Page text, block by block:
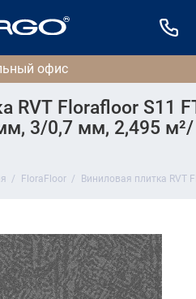
RVT Florafloor S11
3/0,7 мм, 2,495 м²/
FloraFloor Виниловая плитка RVT